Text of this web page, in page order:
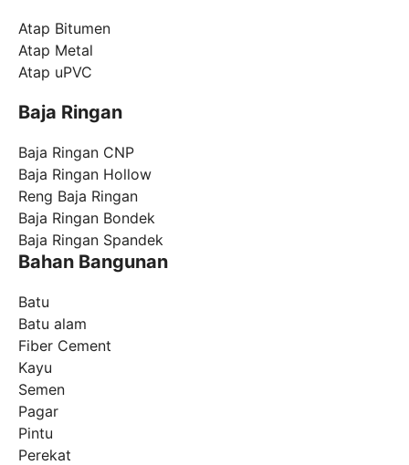
Atap Bitumen
Atap Metal
Atap uPVC
Baja Ringan
Baja Ringan CNP
Baja Ringan Hollow
Reng Baja Ringan
Baja Ringan Bondek
Baja Ringan Spandek
Bahan Bangunan
Batu
Batu alam
Fiber Cement
Kayu
Semen
Pagar
Pintu
Perekat